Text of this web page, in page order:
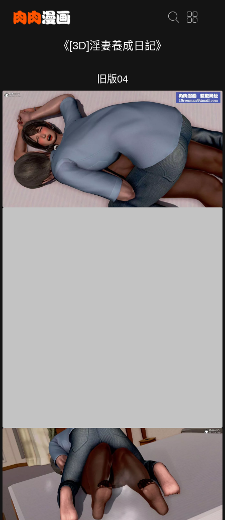
《[3D]淫妻養成日記》
旧版04